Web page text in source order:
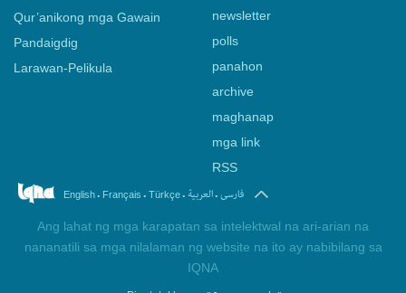
Qur’anikong mga Gawain
Pandaigdig
Larawan-Pelikula
newsletter
polls
panahon
archive
maghanap
mga link
RSS
English. Français . Türkçe. العربیة.فارسی
Ang lahat ng mga karapatan sa intelektwal na ari-arian na
nananatili sa mga nilalaman ng website na ito ay nabibilang sa
IQNA